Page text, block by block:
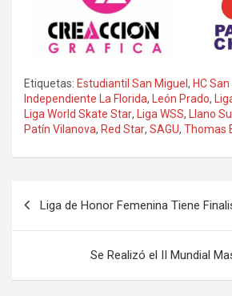
Etiquetas: Estudiantil San Miguel, HC
Independiente La Florida, León Prado,
Liga World Skate Star, Liga WSS, Llano
Patín Vilanova, Red Star, SAGU, Thomas
Liga de Honor Femenina Tiene
Se Realizó el II Mundial